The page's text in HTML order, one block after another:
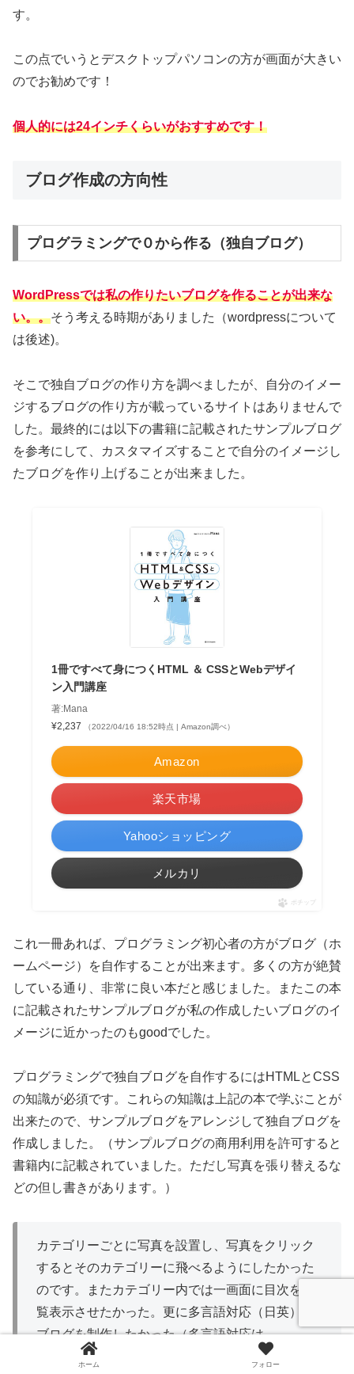
す。
この点でいうとデスクトップパソコンの方が画面が大きい
のでお勧めです！
個人的には24インチくらいがおすすめです！
ブログ作成の方向性
プログラミングで０から作る（独自ブログ）
WordPressでは私の作りたいブログを作ることが出来な
い。。そう考える時期がありました（wordpressについて
は後述)。
そこで独自ブログの作り方を調べましたが、自分のイメー
ジするブログの作り方が載っているサイトはありませんで
した。最終的には以下の書籍に記載されたサンプルブログ
を参考にして、カスタマイズすることで自分のイメージし
たブログを作り上げることが出来ました。
1冊ですべて身につくHTML ＆ CSSとWebデザイ
ン入門講座
著:Mana
¥2,237
（2022/04/16 18:52時点 | Amazon調べ）
Amazon
楽天市場
Yahooショッピング
メルカリ
ポチップ
これ一冊あれば、プログラミング初心者の方がブログ（ホ
ームページ）を自作することが出来ます。多くの方が絶賛
している通り、非常に良い本だと感じました。またこの本
に記載されたサンプルブログが私の作成したいブログのイ
メージに近かったのもgoodでした。
プログラミングで独自ブログを自作するにはHTMLとCSS
の知識が必須です。これらの知識は上記の本で学ぶことが
出来たので、サンプルブログをアレンジして独自ブログを
作成しました。（サンプルブログの商用利用を許可すると
書籍内に記載されていました。ただし写真を張り替えるな
どの但し書きがあります。）
カテゴリーごとに写真を設置し、写真をクリック
するとそのカテゴリーに飛べるようにしたかった
のです。またカテゴリー内では一画面に目次を一
覧表示させたかった。更に多言語対応（日英）の
ブログを制作したかった（多言語対応は
Wordpressでも出来ると知っていましたが）。
ホーム フォロー